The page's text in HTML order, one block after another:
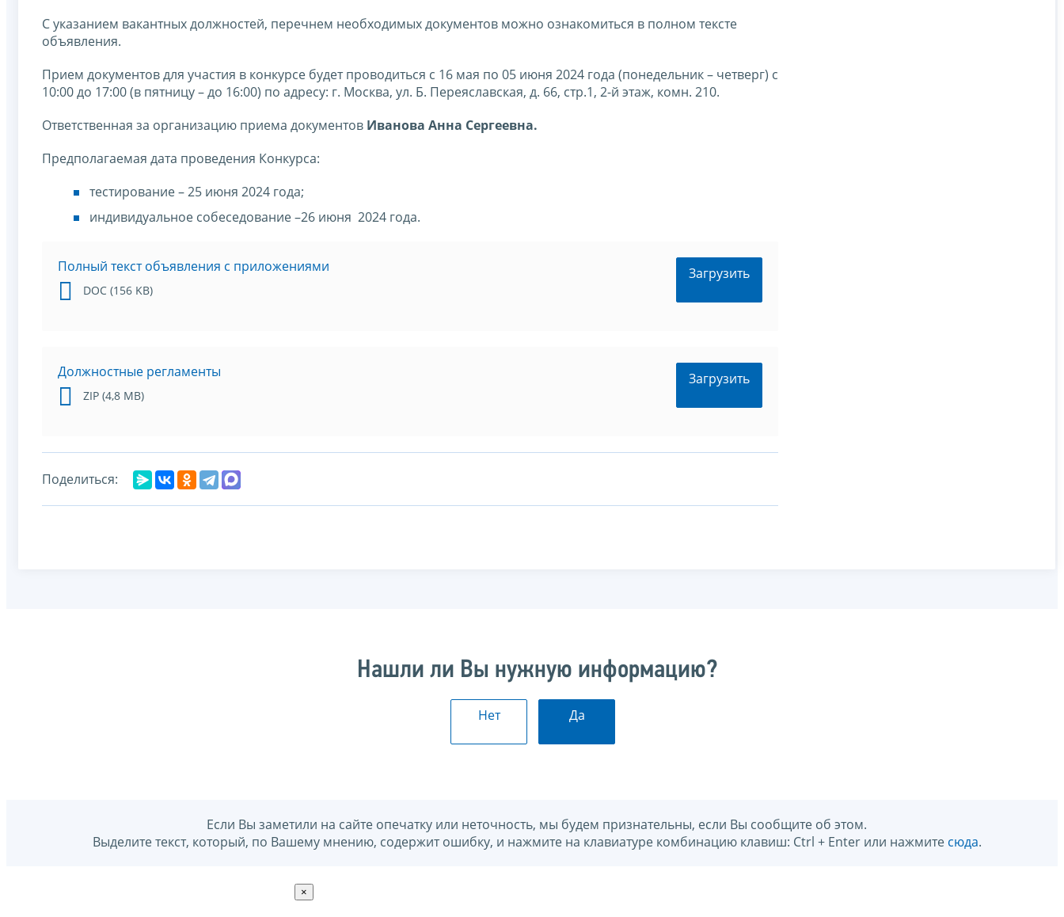
С указанием вакантных должностей, перечнем необходимых документов можно ознакомиться в полном тексте
объявления.
Прием документов для участия в конкурсе будет проводиться с 16 мая по 05 июня 2024 года (понедельник – четверг) с
10:00 до 17:00 (в пятницу – до 16:00) по адресу: г. Москва, ул. Б. Переяславская, д. 66, стр.1, 2-й этаж, комн. 210.
Ответственная за организацию приема документов Иванова Анна Сергеевна.
Предполагаемая дата проведения Конкурса:
тестирование – 25 июня 2024 года;
индивидуальное собеседование –26 июня 2024 года.
Полный текст объявления с приложениями
DOC (156 KB)
Загрузить
Должностные регламенты
ZIP (4,8 МB)
Загрузить
Поделиться:
Нашли ли Вы нужную информацию?
Нет Да
Если Вы заметили на сайте опечатку или неточность, мы будем признательны, если Вы сообщите об этом.
Выделите текст, который, по Вашему мнению, содержит ошибку, и нажмите на клавиатуре комбинацию клавиш: Ctrl + Enter или нажмите сюда.
×